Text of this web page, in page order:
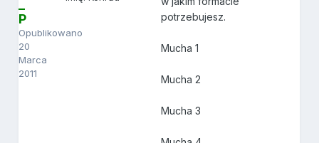
P
Opublikowano
20
Marca
2011
potrzebujesz.
Mucha 1
Mucha 2
Mucha 3